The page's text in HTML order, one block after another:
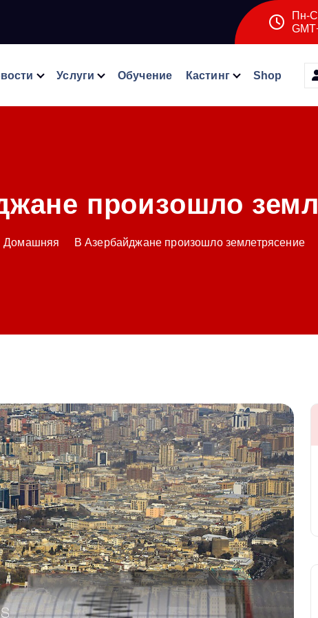
Пн-
Услуги Обучение Кастинг Shop
произошло
Домашняя В Азербайджане произошло землетрясение